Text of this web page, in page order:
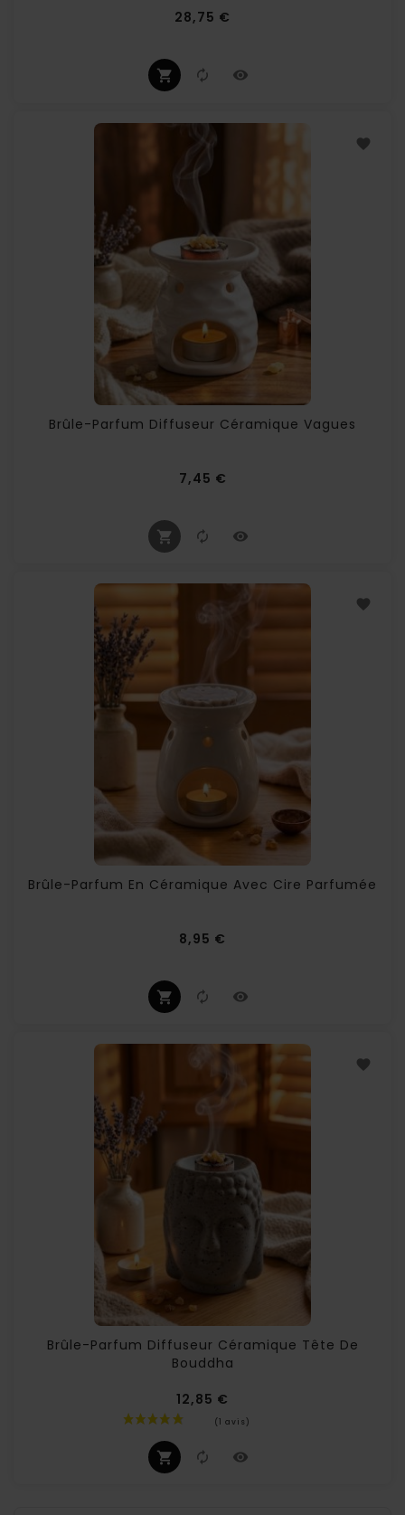
28,75 €
Brûle-Parfum Diffuseur Céramique Vagues
7,45 €
Brûle-Parfum En Céramique Avec Cire Parfumée
8,95 €
Brûle-Parfum Diffuseur Céramique Tête De
Bouddha
12,85 €